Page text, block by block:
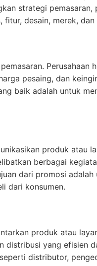
strategi pemasaran,
desain, merek,
Perusahaan
pesaing, dan
baik adalah untuk
produk atau
berbagai
dari promosi
dari konsumen.
produk atau
distribusi yang efisien
distributor,